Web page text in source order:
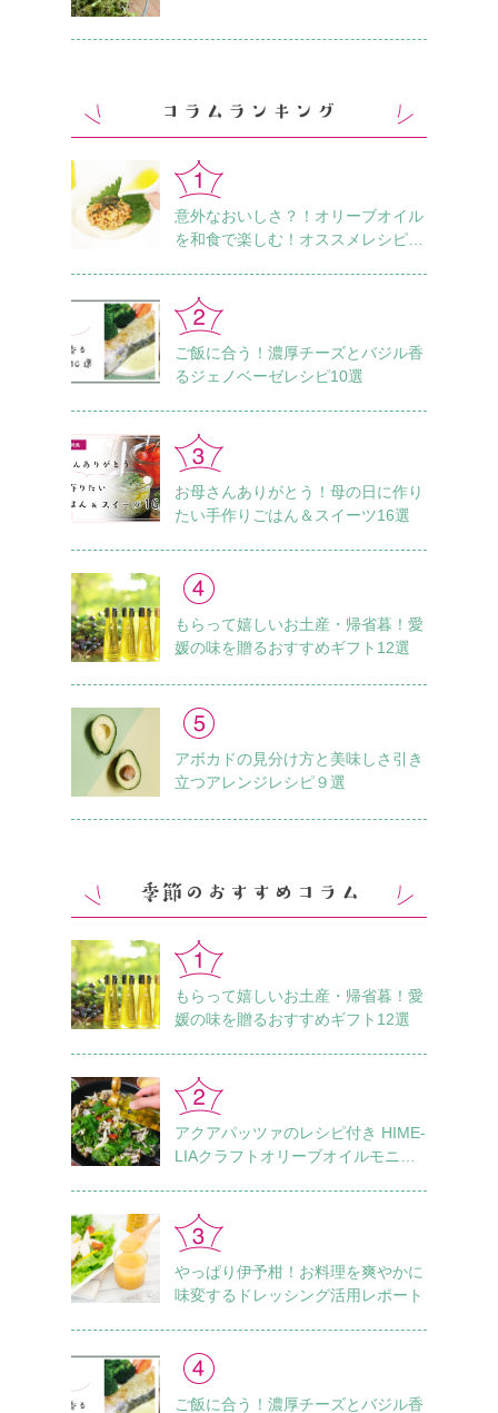
意外なおいしさ？！オリーブオイル
を和食で楽しむ！オススメレシピ18
ご飯に合う！濃厚チーズとバジル香
るジェノベーゼレシピ10選
お母さんありがとう！母の日に作り
たい手作りごはん＆スイーツ16選
もらって嬉しいお土産・帰省暮！愛
媛の味を贈るおすすめギフト12選
アボカドの見分け方と美味しさ引き
立つアレンジレシピ９選
もらって嬉しいお土産・帰省暮！愛
媛の味を贈るおすすめギフト12選
アクアパッツァのレシピ付き HIME-
LIAクラフトオリーブオイルモニタ
やっぱり伊予柑！お料理を爽やかに
味変するドレッシング活用レポート
ご飯に合う！濃厚チーズとバジル香